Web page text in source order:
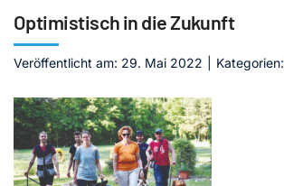
Service
Mediathek
Jetzt abonnieren
Kontakt
Optimistisch in die Zukunft
Veröffentlicht am: 29. Mai 2022 Kategorien: